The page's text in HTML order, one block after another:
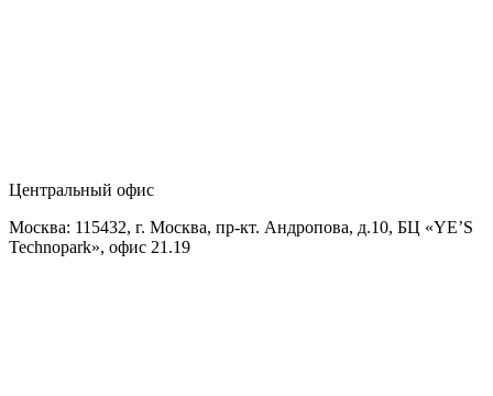
Центральный офис
Москва: 115432, г. Москва, пр-кт. Андропова, д.10, БЦ «YE’S
Technopark», офис 21.19